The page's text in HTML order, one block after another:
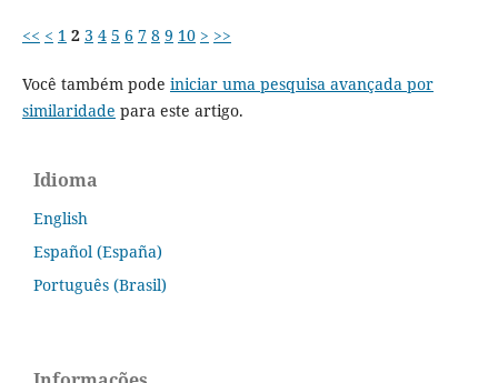
<< < 1 2 3 4 5 6 7 8 9 10 > >>
Você também pode iniciar uma pesquisa avançada por
similaridade para este artigo.
Idioma
English
Español (España)
Português (Brasil)